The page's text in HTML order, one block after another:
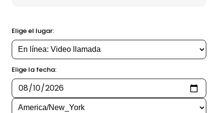
Elige el lugar:
Elige la fecha: